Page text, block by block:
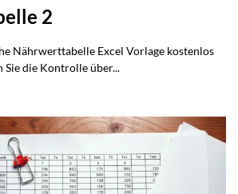
2
Nährwerttabelle Excel Vorlage kostenlos
Sie die Kontrolle über...